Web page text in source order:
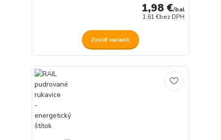
1,98 €/bal
1,61 €bez DPH
Zvoliť variant